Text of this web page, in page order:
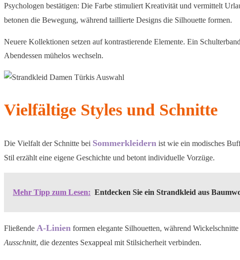
Psychologen bestätigen: Die Farbe stimuliert Kreativität und vermittelt
betonen die Bewegung, während taillierte Designs die Silhouette formen.
Neuere Kollektionen setzen auf kontrastierende Elemente. Ein
Abendessen mühelos wechseln.
Vielfältige Styles und Schnitte
Die Vielfalt der Schnitte bei Sommerkleidern ist wie ein modisches
Stil erzählt eine eigene Geschichte und betont individuelle Vorzüge.
Mehr Tipp zum Lesen: Entdecken Sie ein Strandkleid aus
Fließende A-Linien formen elegante Silhouetten, während
Ausschnitt, die dezentes Sexappeal mit Stilsicherheit verbinden.